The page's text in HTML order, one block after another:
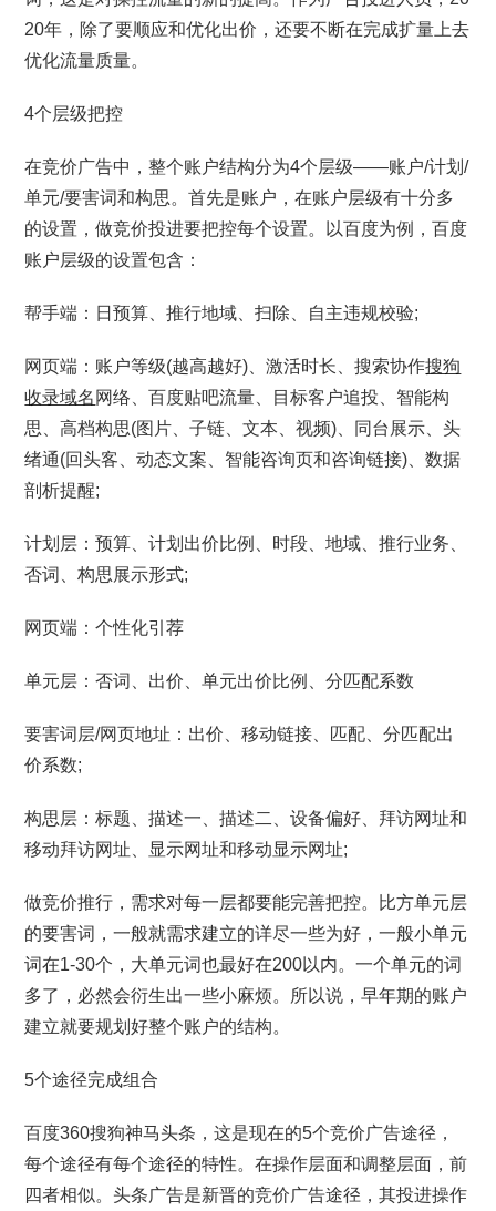
20年，除了要顺应和优化出价，还要不断在完成扩量上去
优化流量质量。
4个层级把控
在竞价广告中，整个账户结构分为4个层级——账户/计划/
单元/要害词和构思。首先是账户，在账户层级有十分多
的设置，做竞价投进要把控每个设置。以百度为例，百度
账户层级的设置包含：
帮手端：日预算、推行地域、扫除、自主违规校验;
网页端：账户等级(越高越好)、激活时长、搜索协作搜狗
收录域名 网络、百度贴吧流量、目标客户追投、智能构
思、高档构思(图片、子链、文本、视频)、同台展示、头
绪通(回头客、动态文案、智能咨询页和咨询链接)、数据
剖析提醒;
计划层：预算、计划出价比例、时段、地域、推行业务、
否词、构思展示形式;
网页端：个性化引荐
单元层：否词、出价、单元出价比例、分匹配系数
要害词层/网页地址：出价、移动链接、匹配、分匹配出
价系数;
构思层：标题、描述一、描述二、设备偏好、拜访网址和
移动拜访网址、显示网址和移动显示网址;
做竞价推行，需求对每一层都要能完善把控。比方单元层
的要害词，一般就需求建立的详尽一些为好，一般小单元
词在1-30个，大单元词也最好在200以内。一个单元的词
多了，必然会衍生出一些小麻烦。所以说，早年期的账户
建立就要规划好整个账户的结构。
5个途径完成组合
百度360搜狗神马头条，这是现在的5个竞价广告途径，
每个途径有每个途径的特性。在操作层面和调整层面，前
四者相似。头条广告是新晋的竞价广告途径，其投进操作